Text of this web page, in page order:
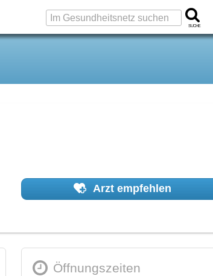
Suche
Arzt empfehlen
Öffnungszeiten